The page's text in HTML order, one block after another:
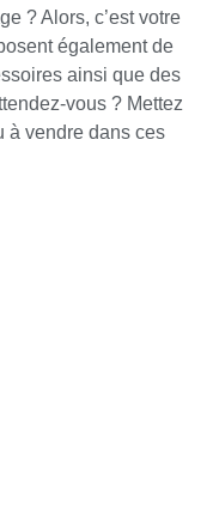
? Alors, c’est votre
également de
ainsi que des
vous ? Mettez
à vendre dans ces